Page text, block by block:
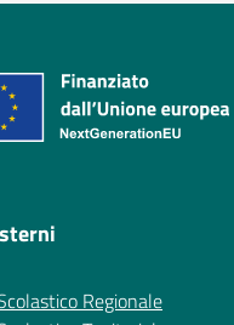
Regionale